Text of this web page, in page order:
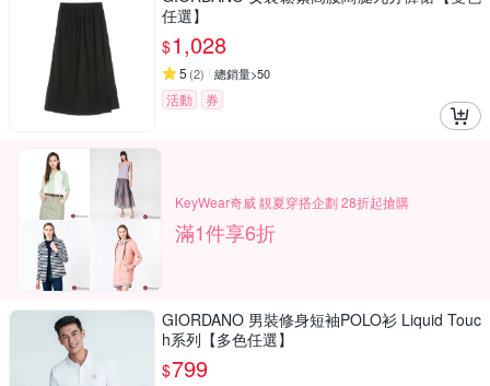
任選】
$1,028
5 (2) 總銷量>50
活動 券
KeyWear奇威 靚夏穿搭企劃 28折起搶購
滿1件享6折
GIORDANO 男裝修身短袖POLO衫 Liquid Touc
h系列【多色任選】
$799